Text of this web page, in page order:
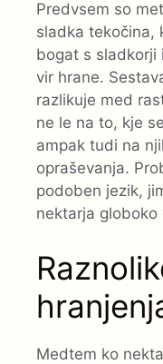
Predvsem so
sladka tekočina,
bogat s sladkorji
vir hrane.
razlikuje med
ne le na to, kje
ampak tudi na
opraševanja.
podoben jezik,
nektarja globoko
Medtem ko